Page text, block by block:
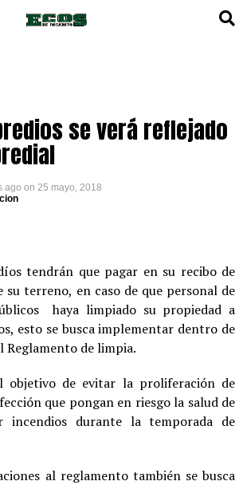
se verá reflejado
ago on 25 mayo, 2018
tendrán que pagar en su recibo de
su terreno, en caso de que personal de
haya limpiado su propiedad a
esto se busca implementar dentro de
Reglamento de limpia.
objetivo de evitar la proliferación de
que pongan en riesgo la salud de
incendios durante la temporada de
al reglamento también se busca